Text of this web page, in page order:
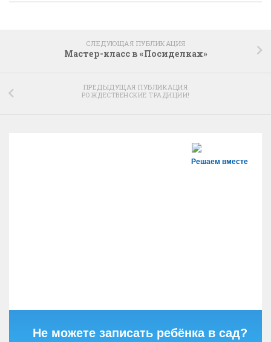
СЛЕДУЮЩАЯ ПУБЛИКАЦИЯ
Мастер-класс в «Посиделках»
ПРЕДЫДУЩАЯ ПУБЛИКАЦИЯ
РОЖДЕСТВЕНСКИЕ ТРАДИЦИИ!
Решаем вместе
Не можете записать ребёнка в сад?